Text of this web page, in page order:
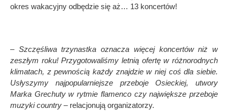
okres wakacyjny odbędzie się aż… 13 koncertów!
– Szczęśliwa trzynastka oznacza więcej koncertów niż w
zeszłym roku! Przygotowaliśmy letnią ofertę w różnorodnych
klimatach, z pewnością każdy znajdzie w niej coś dla siebie.
Usłyszymy najpopularniejsze przeboje Osieckiej, utwory
Marka Grechuty w rytmie flamenco czy największe przeboje
muzyki country – relacjonują organizatorzy.